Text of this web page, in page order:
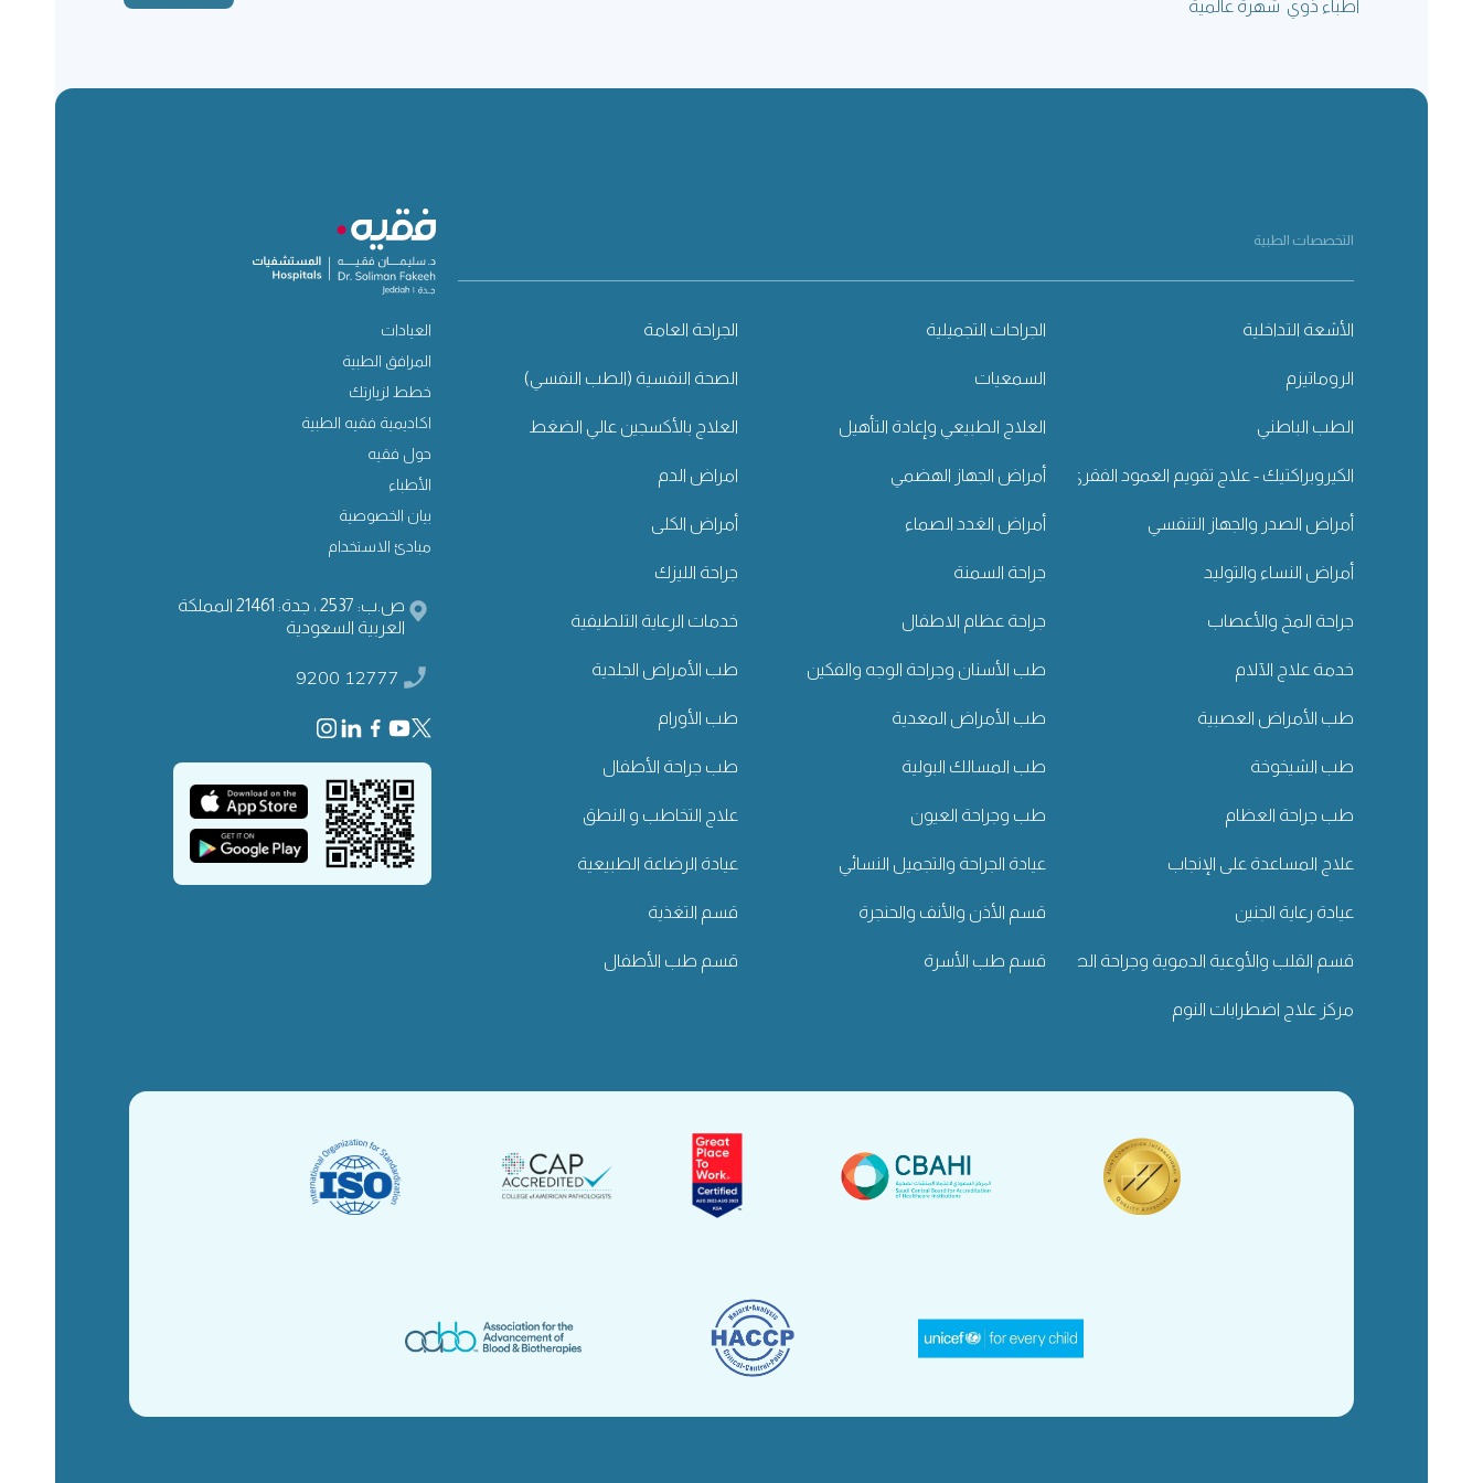
أطباء ذوي شهرة عالمية
التخصصات الطبية
الأشعة التداخلية الجراحات التجميلية الجراحة العامة
الروماتيزم السمعيات الصحة النفسية (الطب النفسي)
الطب الباطني العلاج الطبيعي وإعادة التأهيل العلاج بالأكسجين عالي الضغط
الكيروبراكتيك - علاج تقويم العمود الفقري أمراض الجهاز الهضمي امراض الدم
أمراض الصدر والجهاز التنفسي أمراض الغدد الصماء أمراض الكلى
أمراض النساء والتوليد جراحة السمنة جراحة الليزك
جراحة المخ والأعصاب جراحة عظام الاطفال خدمات الرعاية التلطيفية
خدمة علاج الآلام طب الأسنان وجراحة الوجه والفكين طب الأمراض الجلدية
طب الأمراض العصبية طب الأمراض المعدية طب الأورام
طب الشيخوخة طب المسالك البولية طب جراحة الأطفال
طب جراحة العظام طب وجراحة العيون علاج التخاطب و النطق
علاج المساعدة على الإنجاب عيادة الجراحة والتجميل النسائي عيادة الرضاعة الطبيعية
عيادة رعاية الجنين قسم الأذن والأنف والحنجرة قسم التغذية
قسم القلب والأوعية الدموية وجراحة الصدر قسم طب الأسرة قسم طب الأطفال
مركز علاج اضطرابات النوم
العيادات
المرافق الطبية
خطط لزيارتك
اكاديمية فقيه الطبية
حول فقيه
الأطباء
بيان الخصوصية
مبادئ الاستخدام
ص.ب: 2537 ، جدة: 21461 المملكة
العربية السعودية
9200 12777